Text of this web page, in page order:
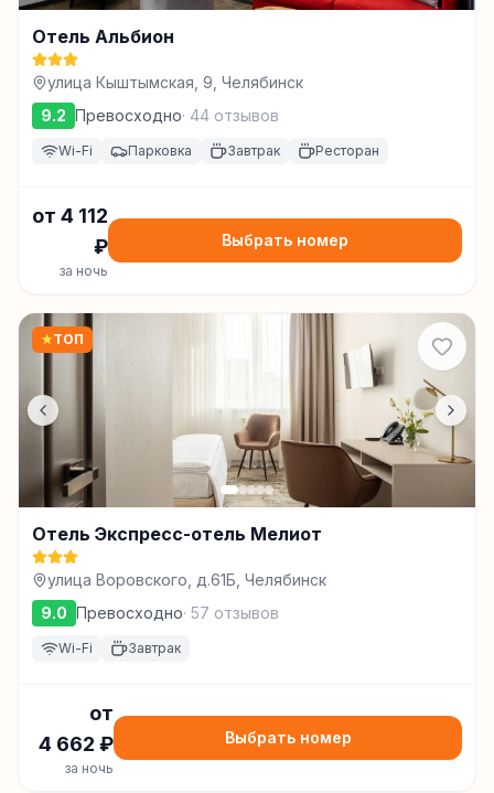
Отель Альбион
улица Кыштымская, 9, Челябинск
9.2 Превосходно· 44 отзывов
Wi-Fi Парковка Завтрак Ресторан
от4 112
₽
за ночь
Выбрать номер
★ТОП
Отель Экспресс-отель Мелиот
улица Воровского, д.61Б, Челябинск
9.0 Превосходно· 57 отзывов
Wi-Fi Завтрак
от
4 662 ₽
за ночь
Выбрать номер